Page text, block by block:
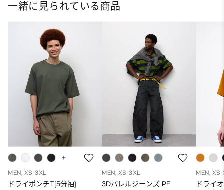
一緒に見られている商品
MEN, XS-3XL
ドライポンチT(5分袖)
MEN, XS-3XL
3Dバレルジーンズ PF
MEN,
ドライ